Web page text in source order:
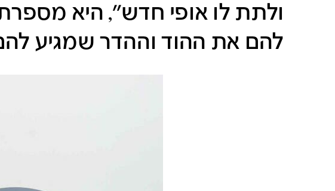
ולתת לו אופי חדש״, היא
להם את ההוד וההדר שמגיע